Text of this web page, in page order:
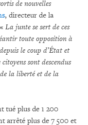
de nouvelles
, directeur de la
La junte se sert de ces
toute opposition à
le coup d’État et
sont descendus
la liberté et de la
tué plus de 1 200
arrêté plus de 7 500 et